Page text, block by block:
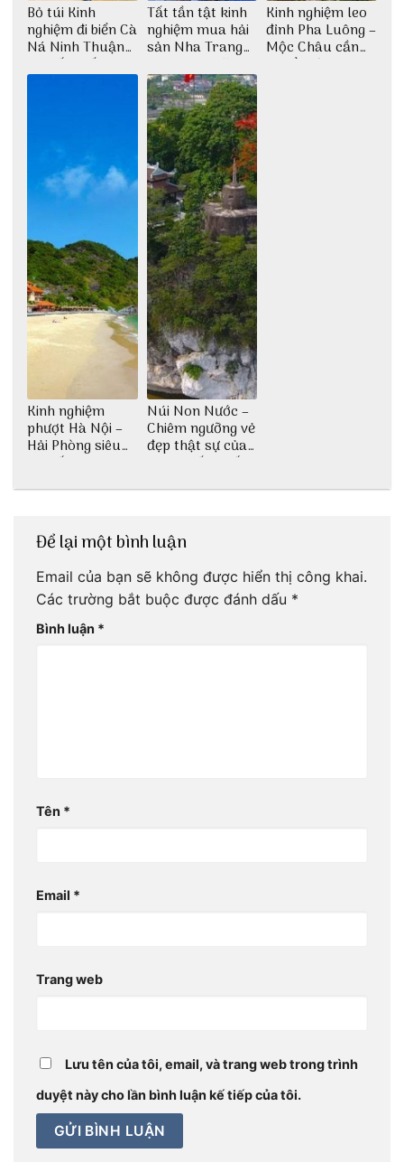
Bỏ túi Kinh
nghiệm đi biển Cà
Ná Ninh Thuận
chi tiết nhất
Tất tần tật kinh
nghiệm mua hải
sản Nha Trang
không lo chặt
chém
Kinh nghiệm leo
đỉnh Pha Luông –
Mộc Châu cần
chuẩn bị những
Kinh nghiệm
phượt Hà Nội –
Hải Phòng siêu
chi tiết dành cho
Núi Non Nước –
Chiêm ngưỡng vẻ
đẹp thật sự của
di tích cấp quốc
Để lại một bình luận
Email của bạn sẽ không được hiển thị công khai.
Các trường bắt buộc được đánh dấu *
Bình luận *
Tên *
Email *
Trang web
Lưu tên của tôi, email, và trang web trong trình
duyệt này cho lần bình luận kế tiếp của tôi.